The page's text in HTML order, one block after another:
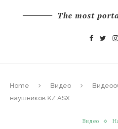
The most
Home Видео
наушников KZ ASX
Видео